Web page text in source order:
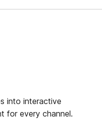
into interactive
for every channel.